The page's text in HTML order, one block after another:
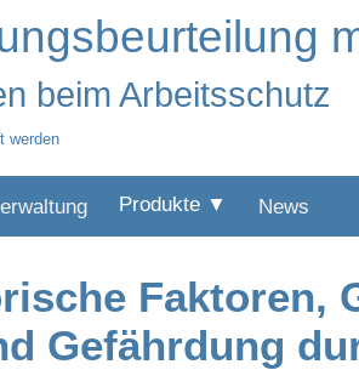
beim Arbeitsschutz
werden
Produkte ▼ News
Faktoren,
Gefährdung